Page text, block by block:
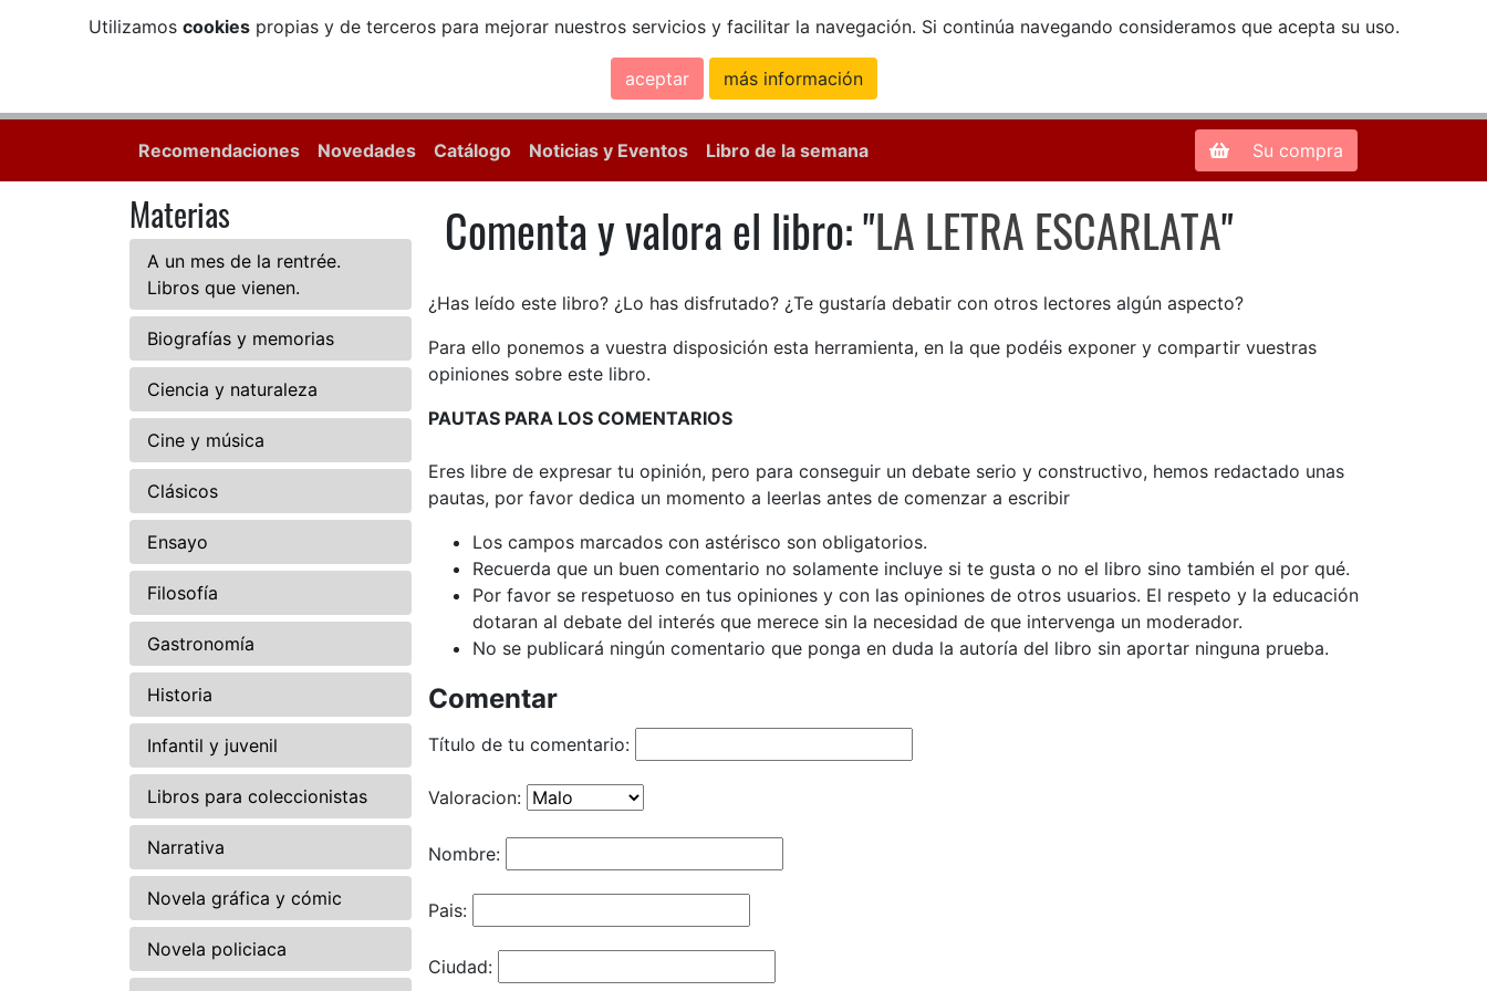
Utilizamos cookiespropias y de terceros para mejorar nuestros servicios y facilitar la navegación. Si continúa navegando consideramos que acepta su uso.
aceptar más información
Zona de Clientes
Recomendaciones Novedades Catálogo Noticias y Eventos Libro de la semana Su compra
Materias
A un mes de la rentrée.
Libros que vienen.
Biografías y memorias
Ciencia y naturaleza
Cine y música
Clásicos
Ensayo
Filosofía
Gastronomía
Historia
Infantil y juvenil
Libros para coleccionistas
Narrativa
Novela gráfica y cómic
Novela policiaca
Comenta y valora el libro: LA LETRA ESCARLATA
Comenta y valora el libro: "LA LETRA ESCARLATA"
¿Has leído este libro? ¿Lo has disfrutado? ¿Te gustaría debatir con otros lectores algún aspecto?
Para ello ponemos a vuestra disposición esta herramienta, en la que podéis exponer y compartir vuestras
opiniones sobre este libro.
PAUTAS PARA LOS COMENTARIOS
Eres libre de expresar tu opinión, pero para conseguir un debate serio y constructivo, hemos redactado unas
pautas, por favor dedica un momento a leerlas antes de comenzar a escribir
Los campos marcados con astérisco son obligatorios.
Recuerda que un buen comentario no solamente incluye si te gusta o no el libro sino también el por qué.
Por favor se respetuoso en tus opiniones y con las opiniones de otros usuarios. El respeto y la educación
dotaran al debate del interés que merece sin la necesidad de que intervenga un moderador.
No se publicará ningún comentario que ponga en duda la autoría del libro sin aportar ninguna prueba.
Comentar
Título de tu comentario:
Valoracion:
Nombre:
Pais:
Ciudad: